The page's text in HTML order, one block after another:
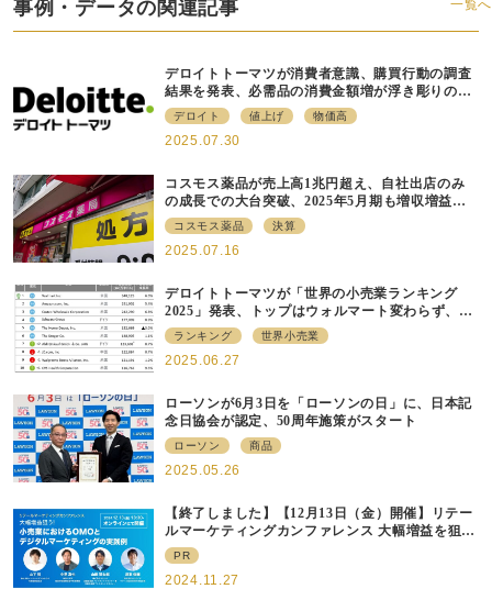
事例・データの関連記事 一覧へ
デロイトトーマツが消費者意識、購買行動の調査
結果を発表、必需品の消費金額増が浮き彫りの一
方で20代は消費意欲維持傾向も
デロイト 値上げ 物価高
2025.07.30
コスモス薬品が売上高1兆円超え、自社出店のみ
の成長での大台突破、2025年5月期も増収増益で
着地
コスモス薬品 決算
2025.07.16
デロイトトーマツが「世界の小売業ランキング
2025」発表、トップはウォルマート変わらず、日
本企業は20社ランクイン
ランキング 世界小売業
2025.06.27
ローソンが6月3日を「ローソンの日」に、日本記
念日協会が認定、50周年施策がスタート
ローソン 商品
2025.05.26
【終了しました】【12月13日（金）開催】リテー
ルマーケティングカンファレンス 大幅増益を狙
う！ 小売業におけるOMOとデジタルマーケティ
ングの実践例
PR
2024.11.27